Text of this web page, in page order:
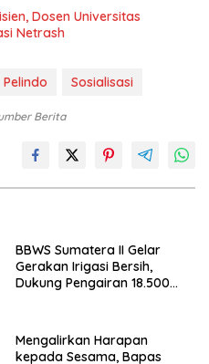
Dosen Universitas
Netrash
Pelindo Sosialisasi
Berita
BBWS Sumatera II Gelar
Gerakan Irigasi Bersih,
Dukung Pengairan 18.500
Mengalirkan Harapan
kepada Sesama, Bapas